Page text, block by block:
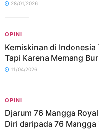
28/01/2026
OPINI
Kemiskinan di Indonesia
Tapi Karena Memang
11/04/2026
OPINI
Djarum 76 Mangga
Diri daripada 76 Mangga